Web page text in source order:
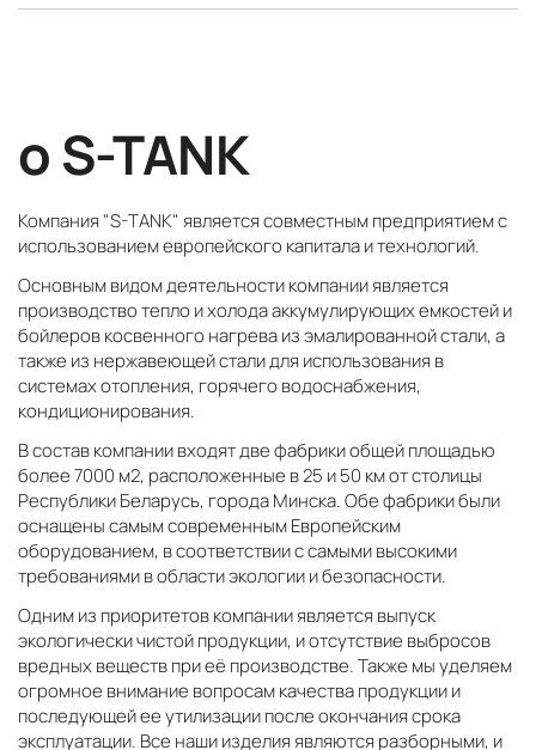
о S-TANK
Компания "S-TANK" является совместным предприятием с
использованием европейского капитала и технологий.
Основным видом деятельности компании является
производство тепло и холода аккумулирующих емкостей и
бойлеров косвенного нагрева из эмалированной стали, а
также из нержавеющей стали для использования в
системах отопления, горячего водоснабжения,
кондиционирования.
В состав компании входят две фабрики общей площадью
более 7000 м2, расположенные в 25 и 50 км от столицы
Республики Беларусь, города Минска. Обе фабрики были
оснащены самым современным Европейским
оборудованием, в соответствии с самыми высокими
требованиями в области экологии и безопасности.
Одним из приоритетов компании является выпуск
экологически чистой продукции, и отсутствие выбросов
вредных веществ при её производстве. Также мы уделяем
огромное внимание вопросам качества продукции и
последующей ее утилизации после окончания срока
эксплуатации. Все наши изделия являются разборными, и